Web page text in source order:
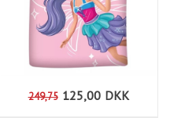
249,75 125,00 DKK